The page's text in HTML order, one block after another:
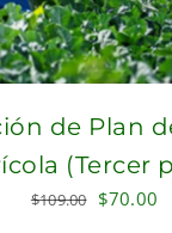
de Plan
(Tercer
$109.00 Original
$70.00